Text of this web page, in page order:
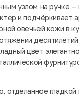
узлом на ручке —
и подчёркивает
овечьей кожи в
цвет
отделанное